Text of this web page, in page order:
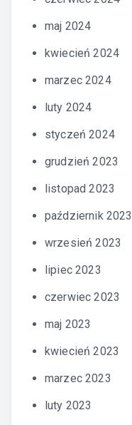
maj 2024
kwiecień 2024
marzec 2024
luty 2024
styczeń 2024
grudzień 2023
listopad 2023
październik 2023
wrzesień 2023
lipiec 2023
czerwiec 2023
maj 2023
kwiecień 2023
marzec 2023
luty 2023